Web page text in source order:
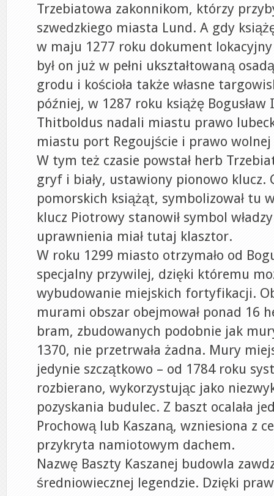
Trzebiatowa zakonnikom, którzy
szwedzkiego miasta Lund. A gdy
w maju 1277 roku dokument
był on już w pełni ukształtowaną
grodu i kościoła także własne
później, w 1287 roku książę Bogusław
Thitboldus nadali miastu prawo
miastu port Regoujście i prawo wolnej
W tym też czasie powstał herb
gryf i biały, ustawiony pionowo klucz.
pomorskich książąt, symbolizował tu
klucz Piotrowy stanowił symbol
uprawnienia miał tutaj klasztor.
W roku 1299 miasto otrzymało od
specjalny przywilej, dzięki któremu
wybudowanie miejskich fortyfikacji.
murami obszar obejmował ponad 16
bram, zbudowanych podobnie jak
1370, nie przetrwała żadna. Mury
jedynie szczątkowo – od 1784 roku
rozbierano, wykorzystując jako
pozyskania budulec. Z baszt ocalała
Prochową lub Kaszaną, wzniesiona z
przykryta namiotowym dachem.
Nazwę Baszty Kaszanej budowla
średniowiecznej legendzie. Dzięki